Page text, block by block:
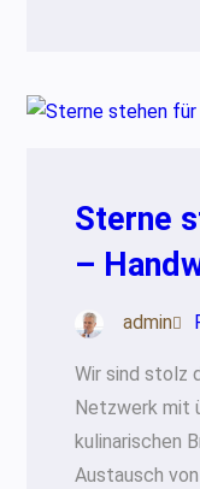
Sterne
–
admin
Wir sind stolz
Netzwerk mit
kulinarischen
Austausch